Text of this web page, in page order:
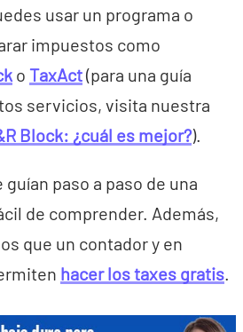
usar un programa o
impuestos como
o TaxAct(para una guía
servicios, visita nuestra
Block: ¿cuál es mejor?).
paso a paso de una
de comprender. Además,
que un contador y en
hacer los taxes gratis.